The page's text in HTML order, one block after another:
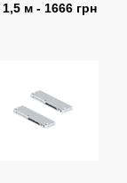
1,5 м - 1666 грн